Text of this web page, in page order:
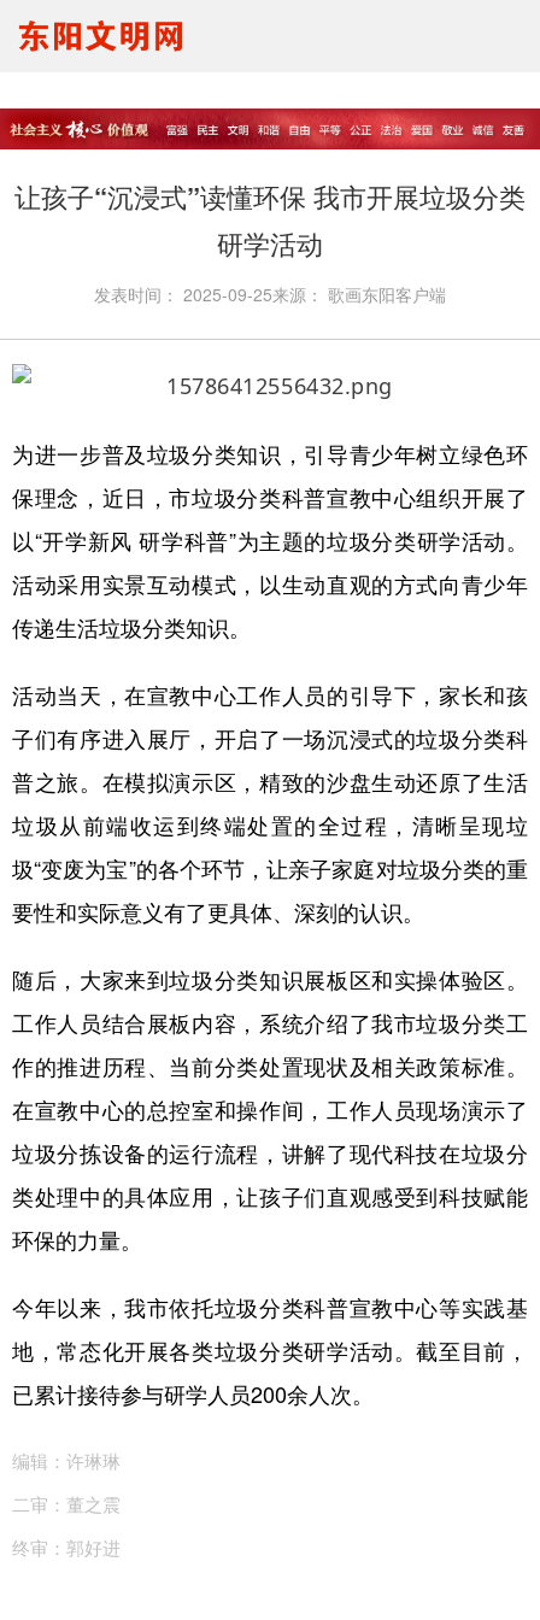
要闻报道 思想理论
文明创建
文明实践
文明培育
马生宣讲
我们的节日
未成年人
让孩子“沉浸式”读懂环保 我市开展垃圾分类
研学活动
发表时间： 2025-09-25来源： 歌画东阳客户端
为进一步普及垃圾分类知识，引导青少年树立绿色环
保理念，近日，市垃圾分类科普宣教中心组织开展了
以“开学新风 研学科普”为主题的垃圾分类研学活动。
活动采用实景互动模式，以生动直观的方式向青少年
传递生活垃圾分类知识。
活动当天，在宣教中心工作人员的引导下，家长和孩
子们有序进入展厅，开启了一场沉浸式的垃圾分类科
普之旅。在模拟演示区，精致的沙盘生动还原了生活
垃圾从前端收运到终端处置的全过程，清晰呈现垃
圾“变废为宝”的各个环节，让亲子家庭对垃圾分类的重
要性和实际意义有了更具体、深刻的认识。
随后，大家来到垃圾分类知识展板区和实操体验区。
工作人员结合展板内容，系统介绍了我市垃圾分类工
作的推进历程、当前分类处置现状及相关政策标准。
在宣教中心的总控室和操作间，工作人员现场演示了
垃圾分拣设备的运行流程，讲解了现代科技在垃圾分
类处理中的具体应用，让孩子们直观感受到科技赋能
环保的力量。
今年以来，我市依托垃圾分类科普宣教中心等实践基
地，常态化开展各类垃圾分类研学活动。截至目前，
已累计接待参与研学人员200余人次。
编辑：许琳琳
二审：董之震
终审：郭好进